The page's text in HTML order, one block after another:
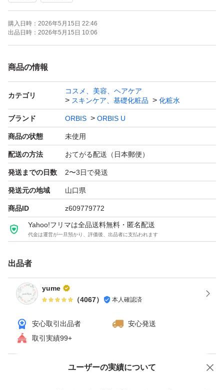
購入日時： 2026年5月15日 22:46
出品日時： 2026年5月15日 10:06
商品の情報
カテゴリ
コスメ、美容、ヘアケア
スキンケア、基礎化粧品
化粧水
ブランド ORBIS ORBIS U
商品の状態 未使用
配送の方法 おてがる配送（日本郵便）
発送までの日数 2〜3日で発送
発送元の地域 山口県
商品ID z609779772
Yahoo!フリマは全品送料無料・匿名配送
代金は運営が一旦預かり、評価後、出品者に支払われます
出品者
yume
（4067） 本人確認済
安心取引出品者
安心発送
取引実績99+
ユーザーの実績について
価格の相談 商品への質問